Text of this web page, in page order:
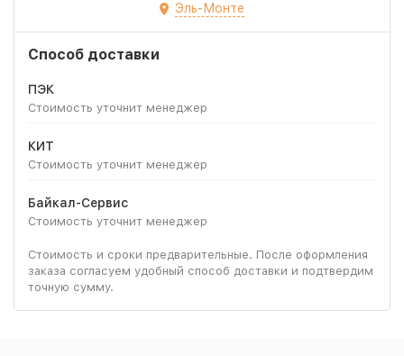
Эль-Монте
Способ доставки
ПЭК
Стоимость уточнит менеджер
КИТ
Стоимость уточнит менеджер
Байкал-Сервис
Стоимость уточнит менеджер
Стоимость и сроки предварительные. После оформления
заказа согласуем удобный способ доставки и подтвердим
точную сумму.